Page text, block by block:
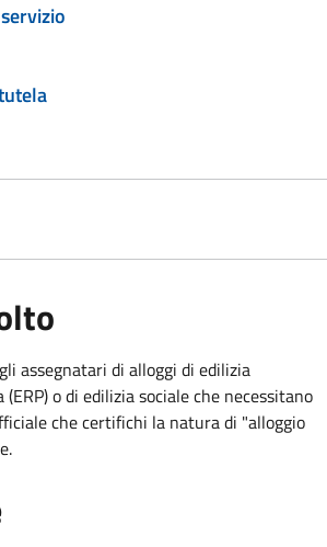
assegnatari di alloggi di edilizia
o di edilizia sociale che necessitano
che certifichi la natura di "alloggio